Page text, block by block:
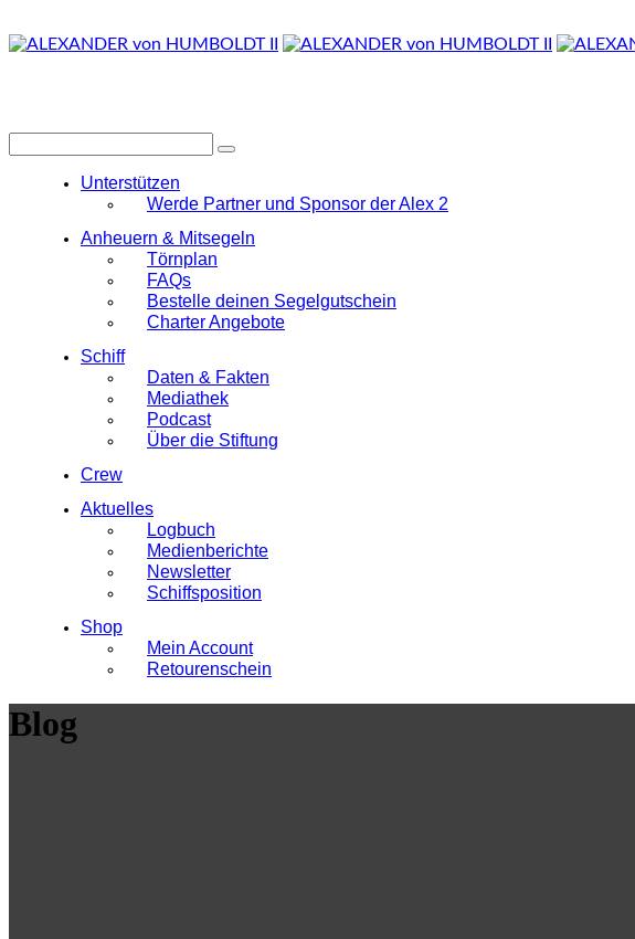
Unterstützen
Werde Partner und Sponsor der Alex 2
Anheuern & Mitsegeln
Törnplan
FAQs
Bestelle deinen Segelgutschein
Charter Angebote
Schiff
Daten & Fakten
Mediathek
Podcast
Über die Stiftung
Crew
Aktuelles
Logbuch
Medienberichte
Newsletter
Schiffsposition
Shop
Mein Account
Retourenschein
Blog